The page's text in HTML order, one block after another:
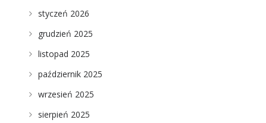
styczeń 2026
grudzień 2025
listopad 2025
październik 2025
wrzesień 2025
sierpień 2025